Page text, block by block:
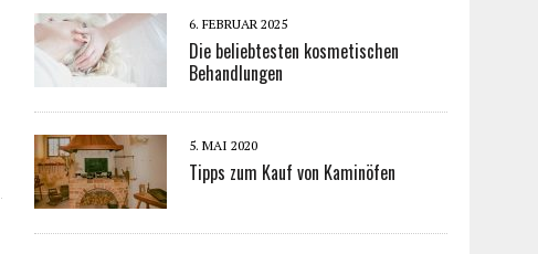
6. FEBRUAR 2025
Die beliebtesten kosmetischen
Behandlungen
5. MAI 2020
Tipps zum Kauf von Kaminöfen